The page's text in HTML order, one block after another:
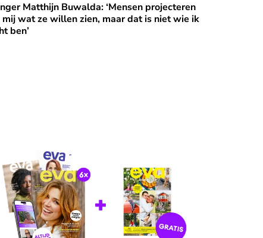
Matthijn Buwalda: ‘Mensen projecteren op mij wat ze
Premium
Matthijn Buwalda: ‘Mensen projecteren
mij wat ze willen zien, maar dat is niet wie ik
ben’